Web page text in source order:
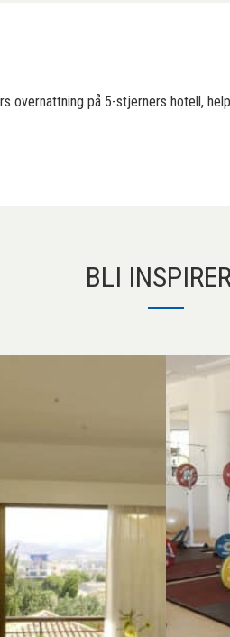
overnattning på 5-stjerners hotell,
BLI